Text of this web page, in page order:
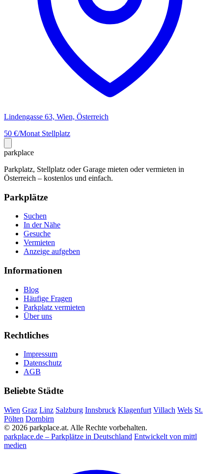
Lindengasse 63, Wien, Österreich
50 €/Monat Stellplatz
parkplace
Parkplatz, Stellplatz oder Garage mieten oder vermieten in
Österreich – kostenlos und einfach.
Parkplätze
Suchen
In der Nähe
Gesuche
Vermieten
Anzeige aufgeben
Informationen
Blog
Häufige Fragen
Parkplatz vermieten
Über uns
Rechtliches
Impressum
Datenschutz
AGB
Beliebte Städte
Wien Graz Linz Salzburg Innsbruck Klagenfurt Villach Wels St.
Pölten Dornbirn
© 2026 parkplace.at. Alle Rechte vorbehalten.
parkplace.de – Parkplätze in Deutschland Entwickelt von mittl
medien